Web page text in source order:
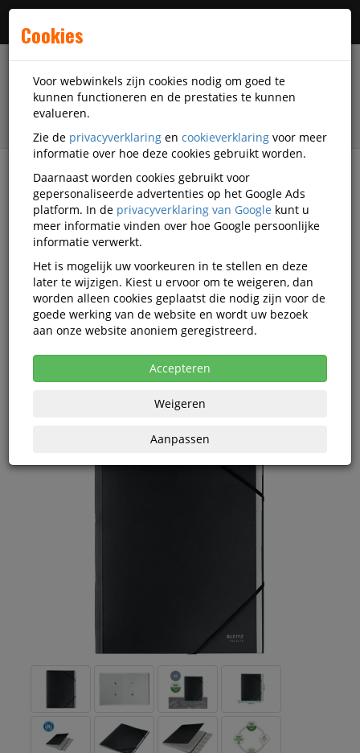
filter
Kantoorartikelen Mappen
Sorteermappen
Leitz
Q1398120
Sorteermap Leitz Recycle 6 tabs
karton zwart
Korting vanaf aankoop 2 eenheden, zieprijsoverzicht
Cookies
Voor webwinkels zijn cookies nodig om goed te
kunnen functioneren en de prestaties te kunnen
evalueren.
Zie de privacyverklaring en cookieverklaring voor meer
informatie over hoe deze cookies gebruikt worden.
Daarnaast worden cookies gebruikt voor
gepersonaliseerde advertenties op het Google Ads
platform. In de privacyverklaring van Google kunt u
meer informatie vinden over hoe Google persoonlijke
informatie verwerkt.
Het is mogelijk uw voorkeuren in te stellen en deze
later te wijzigen. Kiest u ervoor om te weigeren, dan
worden alleen cookies geplaatst die nodig zijn voor de
goede werking van de website en wordt uw bezoek
aan onze website anoniem geregistreerd.
Accepteren
Weigeren
Aanpassen